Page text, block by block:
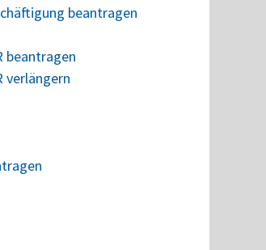
beantragen
beantragen
verlängern